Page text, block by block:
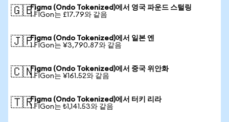
🇬🇧Figma (Ondo Tokenized)에서 영국 파운드 스털링
1 FIGon는 £17.79와 같음
🇯🇵Figma (Ondo Tokenized)에서 일본 엔
1 FIGon는 ¥3,790.87와 같음
🇨🇳Figma (Ondo Tokenized)에서 중국 위안화
1 FIGon는 ¥161.52와 같음
🇹🇷Figma (Ondo Tokenized)에서 터키 리라
1 FIGon는 ₺1,141.53와 같음